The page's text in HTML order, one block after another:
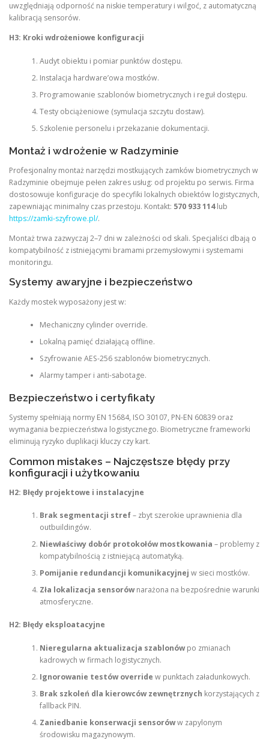
uwzględniają odporność na niskie temperatury i wilgoć, z automatyczną
kalibracją sensorów.
H3: Kroki wdrożeniowe konfiguracji
Audyt obiektu i pomiar punktów dostępu.
Instalacja hardware’owa mostków.
Programowanie szablonów biometrycznych i reguł dostępu.
Testy obciążeniowe (symulacja szczytu dostaw).
Szkolenie personelu i przekazanie dokumentacji.
Montaż i wdrożenie w Radzyminie
Profesjonalny montaż narzędzi mostkujących zamków biometrycznych w
Radzyminie obejmuje pełen zakres usług: od projektu po serwis. Firma
dostosowuje konfiguracje do specyfiki lokalnych obiektów logistycznych,
zapewniając minimalny czas przestoju. Kontakt: 570 933 114lub
https://zamki-szyfrowe.pl/.
Montaż trwa zazwyczaj 2–7 dni w zależności od skali. Specjaliści dbają o
kompatybilność z istniejącymi bramami przemysłowymi i systemami
monitoringu.
Systemy awaryjne i bezpieczeństwo
Każdy mostek wyposażony jest w:
Mechaniczny cylinder override.
Lokalną pamięć działającą offline.
Szyfrowanie AES-256 szablonów biometrycznych.
Alarmy tamper i anti-sabotage.
Bezpieczeństwo i certyfikaty
Systemy spełniają normy EN 15684, ISO 30107, PN-EN 60839 oraz
wymagania bezpieczeństwa logistycznego. Biometryczne frameworki
eliminują ryzyko duplikacji kluczy czy kart.
Common mistakes – Najczęstsze błędy przy
konfiguracji i użytkowaniu
H2: Błędy projektowe i instalacyjne
Brak segmentacji stref– zbyt szerokie uprawnienia dla
outbuildingów.
Niewłaściwy dobór protokołów mostkowania – problemy z
kompatybilnością z istniejącą automatyką.
Pomijanie redundancji komunikacyjnej w sieci mostków.
Zła lokalizacja sensorównarażona na bezpośrednie warunki
atmosferyczne.
H2: Błędy eksploatacyjne
Nieregularna aktualizacja szablonówpo zmianach
kadrowych w firmach logistycznych.
Ignorowanie testów override w punktach załadunkowych.
Brak szkoleń dla kierowców zewnętrznych korzystających z
fallback PIN.
Zaniedbanie konserwacji sensoróww zapylonym
środowisku magazynowym.